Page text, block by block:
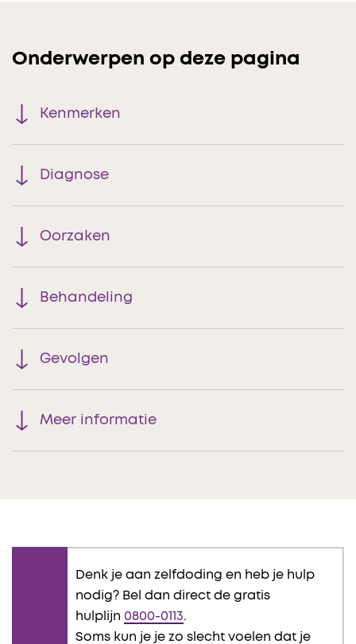
Onderwerpen op deze pagina
Kenmerken
Diagnose
Oorzaken
Behandeling
Gevolgen
Meer informatie
Denk je aan zelfdoding en heb je hulp
nodig? Bel dan direct de gratis
hulplijn 0800-0113.
Soms kun je je zo slecht voelen dat je